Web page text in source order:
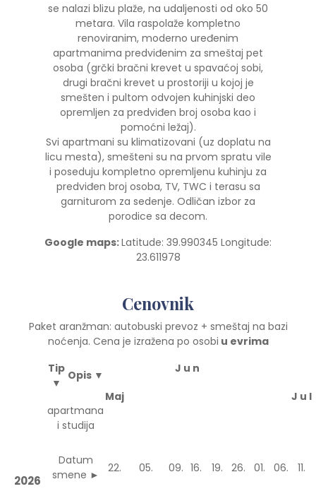
se nalazi blizu plaže, na udaljenosti od oko 50
metara. Vila raspolaže kompletno
renoviranim, moderno uređenim
apartmanima predviđenim za smeštaj pet
osoba (grčki bračni krevet u spavaćoj sobi,
drugi bračni krevet u prostoriji u kojoj je
smešten i pultom odvojen kuhinjski deo
opremljen za predviđen broj osoba kao i
pomoćni ležaj).
Svi apartmani su klimatizovani (uz doplatu na
licu mesta), smešteni su na prvom spratu vile
i poseduju kompletno opremljenu kuhinju za
predviđen broj osoba, TV, TWC i terasu sa
garniturom za sedenje. Odličan izbor za
porodice sa decom.
Google maps:Latitude: 39.990345 Longitude:
23.611978
Cenovnik
Paket aranžman: autobuski prevoz + smeštaj na bazi
noćenja. Cena je izražena po osobi u evrima
2026
Tip
▼
Opis ▼
Maj
J u n
J u l
apartmana
i studija
Datum
smene ►
22. 05. 09. 16. 19. 26. 01. 06. 11.